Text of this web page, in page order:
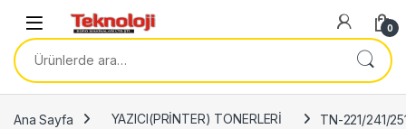
Skip to navigation
0
Ara:
Ana Sayfa YAZICI(PRİNTER) TONERLERİ TN-221/241/